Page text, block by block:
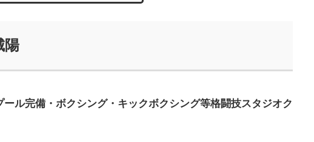
陽
ル完備・ボクシング・キックボクシング等格闘技スタジオク